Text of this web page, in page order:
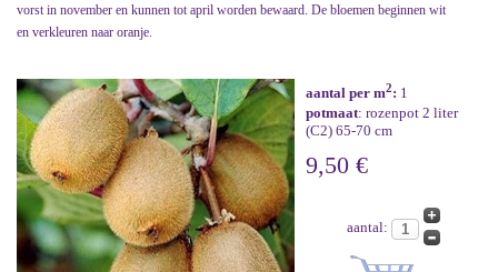
vorst in november en kunnen tot april worden bewaard. De bloemen beginnen wit
en verkleuren naar oranje.
aantal per m2: 1
potmaat: rozenpot 2 liter
(C2) 65-70 cm
9,50 €
aantal: